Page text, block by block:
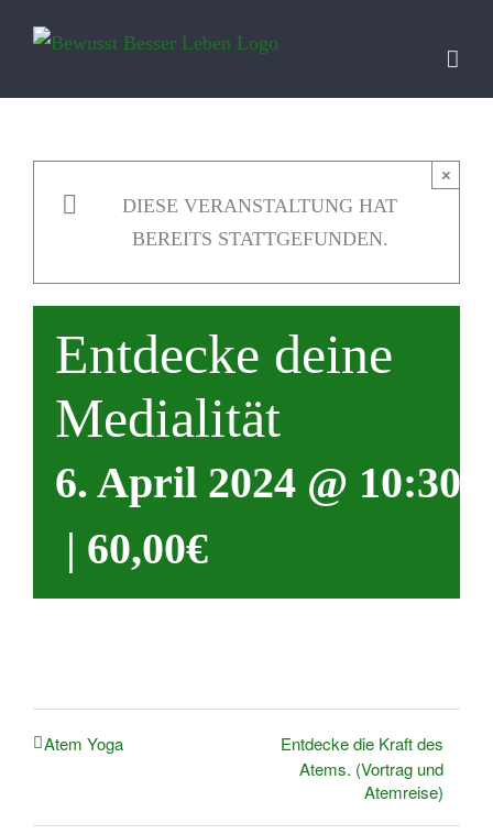
Inhalt
DIESE VERANSTALTUNG HAT
BEREITS STATTGEFUNDEN.
×
Entdecke deine
Medialität
6. April 2024 @ 10:30
| 60,00€
Atem Yoga
Entdecke die Kraft des
Atems. (Vortrag und
Atemreise)